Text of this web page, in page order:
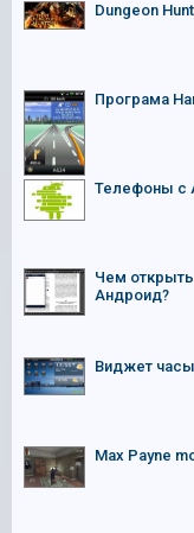
Dungeon
Програма
Телефоны с
Чем
Андроид?
Виджет
Max Payne